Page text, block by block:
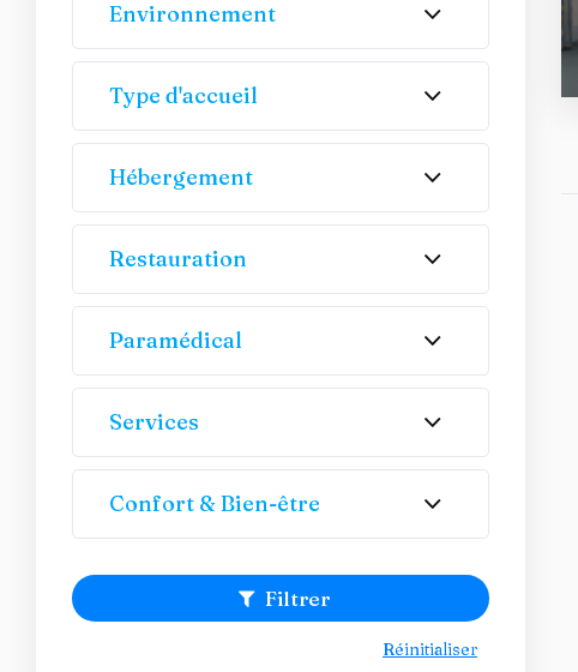
Environnement
Type d'accueil
Hébergement
Restauration
Paramédical
Services
Confort & Bien-être
Filtrer
Réinitialiser